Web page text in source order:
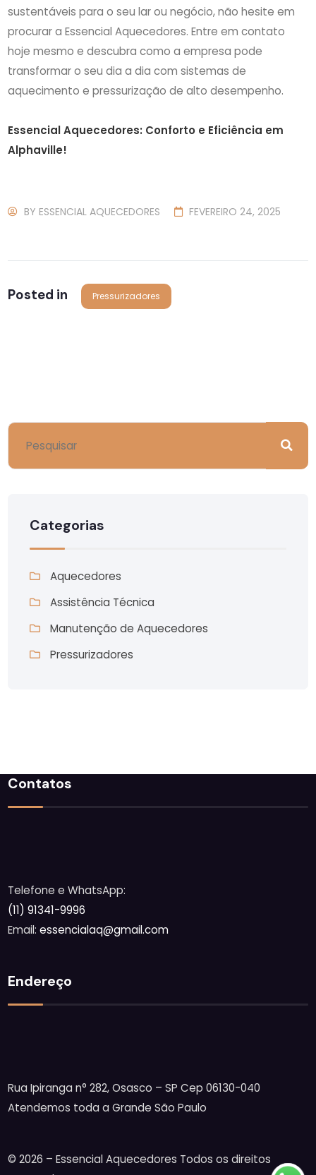
sustentáveis para o seu lar ou negócio, não hesite em
procurar a Essencial Aquecedores. Entre em contato
hoje mesmo e descubra como a empresa pode
transformar o seu dia a dia com sistemas de
aquecimento e pressurização de alto desempenho.
Essencial Aquecedores: Conforto e Eficiência em
Alphaville!
BY ESSENCIAL AQUECEDORES FEVEREIRO 24, 2025
Posted in Pressurizadores
Categorias
Aquecedores
Assistência Técnica
Manutenção de Aquecedores
Pressurizadores
Contatos
Telefone e WhatsApp:
(11) 91341-9996
Email:essencialaq@gmail.com
Endereço
Rua Ipiranga n° 282, Osasco – SP Cep 06130-040
Atendemos toda a Grande São Paulo
© 2026 – Essencial Aquecedores Todos os direitos